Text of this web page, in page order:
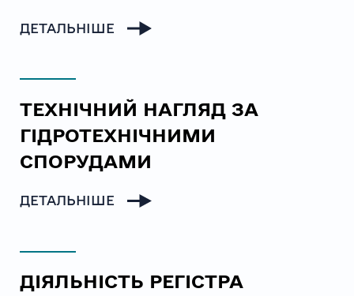
ДЕТАЛЬНІШЕ
ТЕХНІЧНИЙ НАГЛЯД ЗА
ГІДРОТЕХНІЧНИМИ
СПОРУДАМИ
ДЕТАЛЬНІШЕ
ДІЯЛЬНІСТЬ РЕГІСТРА